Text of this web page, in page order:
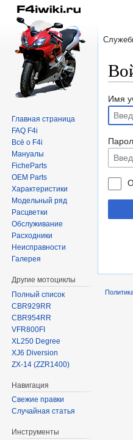
Имя
Главная страница
FAQ F4i
Всё о F4i
Мануалы
FicheParts
OEM Parts
Характеристики
Модельный ряд
Расцветки
Обслуживание
Расходники
Неисправности
Галерея
Другие мотоциклы
Полный список
CBR929RR
CBR954RR
VFR800FI
XL250 Degree
XJ6 Diversion
ZX-14 (ZZR1400)
Навигация
Свежие правки
Случайная статья
Инструменты